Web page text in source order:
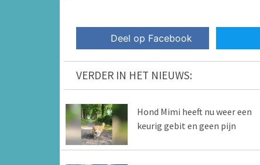
Deel op Facebook
VERDER IN HET NIEUWS:
Hond Mimi heeft nu weer een
keurig gebit en geen pijn